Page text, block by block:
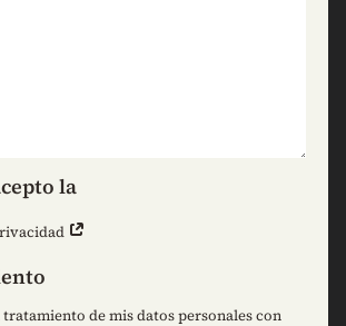
la
de mis datos personales con